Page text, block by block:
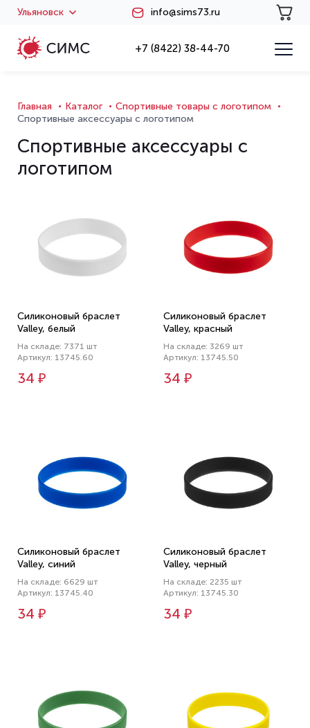
Ульяновск info@sims73.ru
+7 (8422) 38-44-70
Главная Каталог
Спортивные товары с логотипом
Спортивные аксессуары с логотипом
Спортивные аксессуары с
логотипом
Силиконовый браслет
Valley, белый
На складе: 7371 шт
Артикул: 13745.60
34 ₽
Силиконовый браслет
Valley, красный
На складе: 3269 шт
Артикул: 13745.50
34 ₽
Силиконовый браслет
Valley, синий
На складе: 6629 шт
Артикул: 13745.40
34 ₽
Силиконовый браслет
Valley, черный
На складе: 2235 шт
Артикул: 13745.30
34 ₽